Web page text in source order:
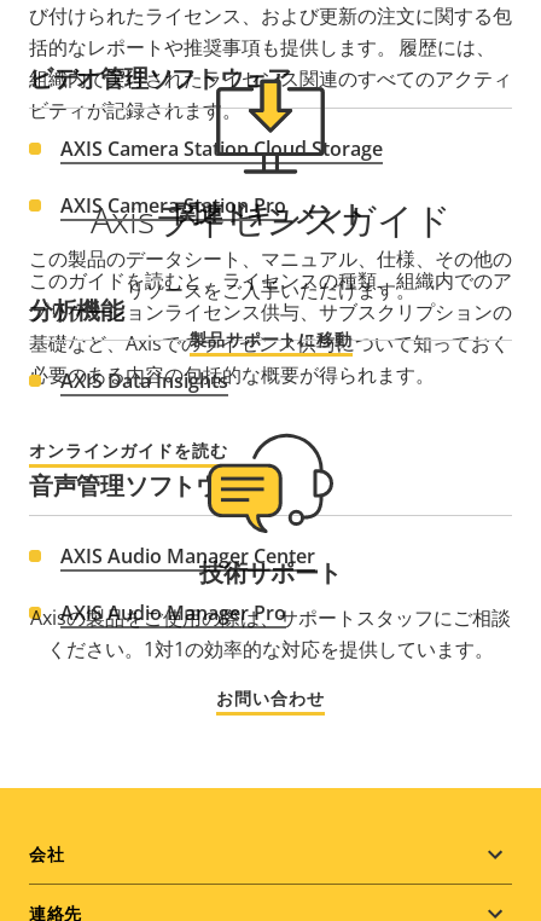
び付けられたライセンス、および更新の注文に関する包
括的なレポートや推奨事項も提供します。 履歴には、
組織内で実行されたライセンス関連のすべてのアクティ
ビティが記録されます。
Axisライセンスガイド
このガイドを読むと、ライセンスの種類、組織内でのア
プリケーションライセンス供与、サブスクリプションの
基礎など、Axisでのライセンス供与について知っておく
必要のある内容の包括的な概要が得られます。
オンラインガイドを読む
ビデオ管理ソフトウェア
AXIS Camera Station Cloud Storage
AXIS Camera Station Pro
分析機能
AXIS Data Insights
音声管理ソフトウェア
AXIS Audio Manager Center
AXIS Audio Manager Pro
関連ドキュメント
この製品のデータシート、マニュアル、仕様、その他の
リソースをご入手いただけます。
製品サポートに移動
技術サポート
Axisの製品をご使用の際は、サポートスタッフにご相談
ください。1対1の効率的な対応を提供しています。
お問い合わせ
Footer
会社
連絡先